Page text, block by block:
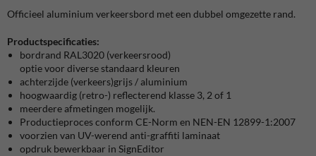
Officieel aluminium verkeersbord met een dubbel omgezette rand.
Productspecificaties:
bordrand RAL3020 (verkeersrood)
optie voor diverse standaard kleuren
achterzijde (verkeers)grijs / aluminium
hoogwaardig (retro-) reflecterend klasse 3, 2 of 1
meerdere afmetingen mogelijk.
Productieproces conform CE-Norm en NEN-EN 12899-1:2007
voorzien van UV-werend anti-graffiti laminaat
opdruk bewerkbaar in SignEditor